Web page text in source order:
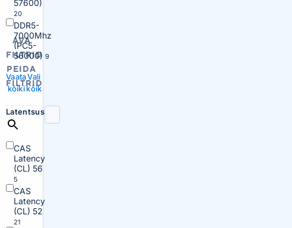
AVA
FILTRID
PEIDA
FILTRID
57600)
20
DDR5-
7000Mhz
(PC5-
56000) 9
Vaata
kõiki
Vali
kõik
Latentsus
CAS
Latency
(CL) 56
5
CAS
Latency
(CL) 52
21